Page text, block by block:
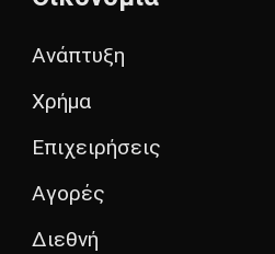
Ανάπτυξη
Χρήμα
Επιχειρήσεις
Αγορές
Διεθνή